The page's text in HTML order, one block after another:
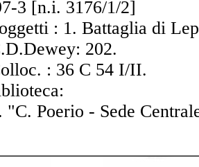
3 [n.i. 3176/1/2]
: 1. Battaglia di
202.
: 36 C 54 I/II.
"C. Poerio - Sede